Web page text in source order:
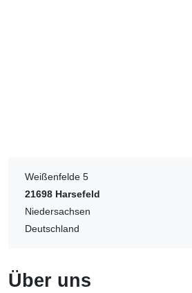
Weißenfelde 5
21698 Harsefeld
Niedersachsen
Deutschland
Über uns